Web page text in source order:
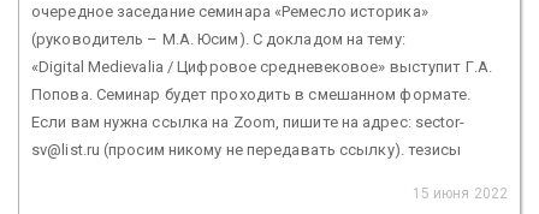
очередное заседание семинара «Ремесло историка»
(руководитель – М.А. Юсим). С докладом на тему:
«Digital Medievalia / Цифровое средневековое» выступит Г.А.
Попова. Семинар будет проходить в смешанном формате.
Если вам нужна ссылка на Zoom, пишите на адрес: sector-
sv@list.ru (просим никому не передавать ссылку). тезисы
15 июня 2022